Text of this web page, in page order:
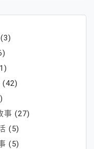
(3)
(42)
事 (27)
(5)
(5)